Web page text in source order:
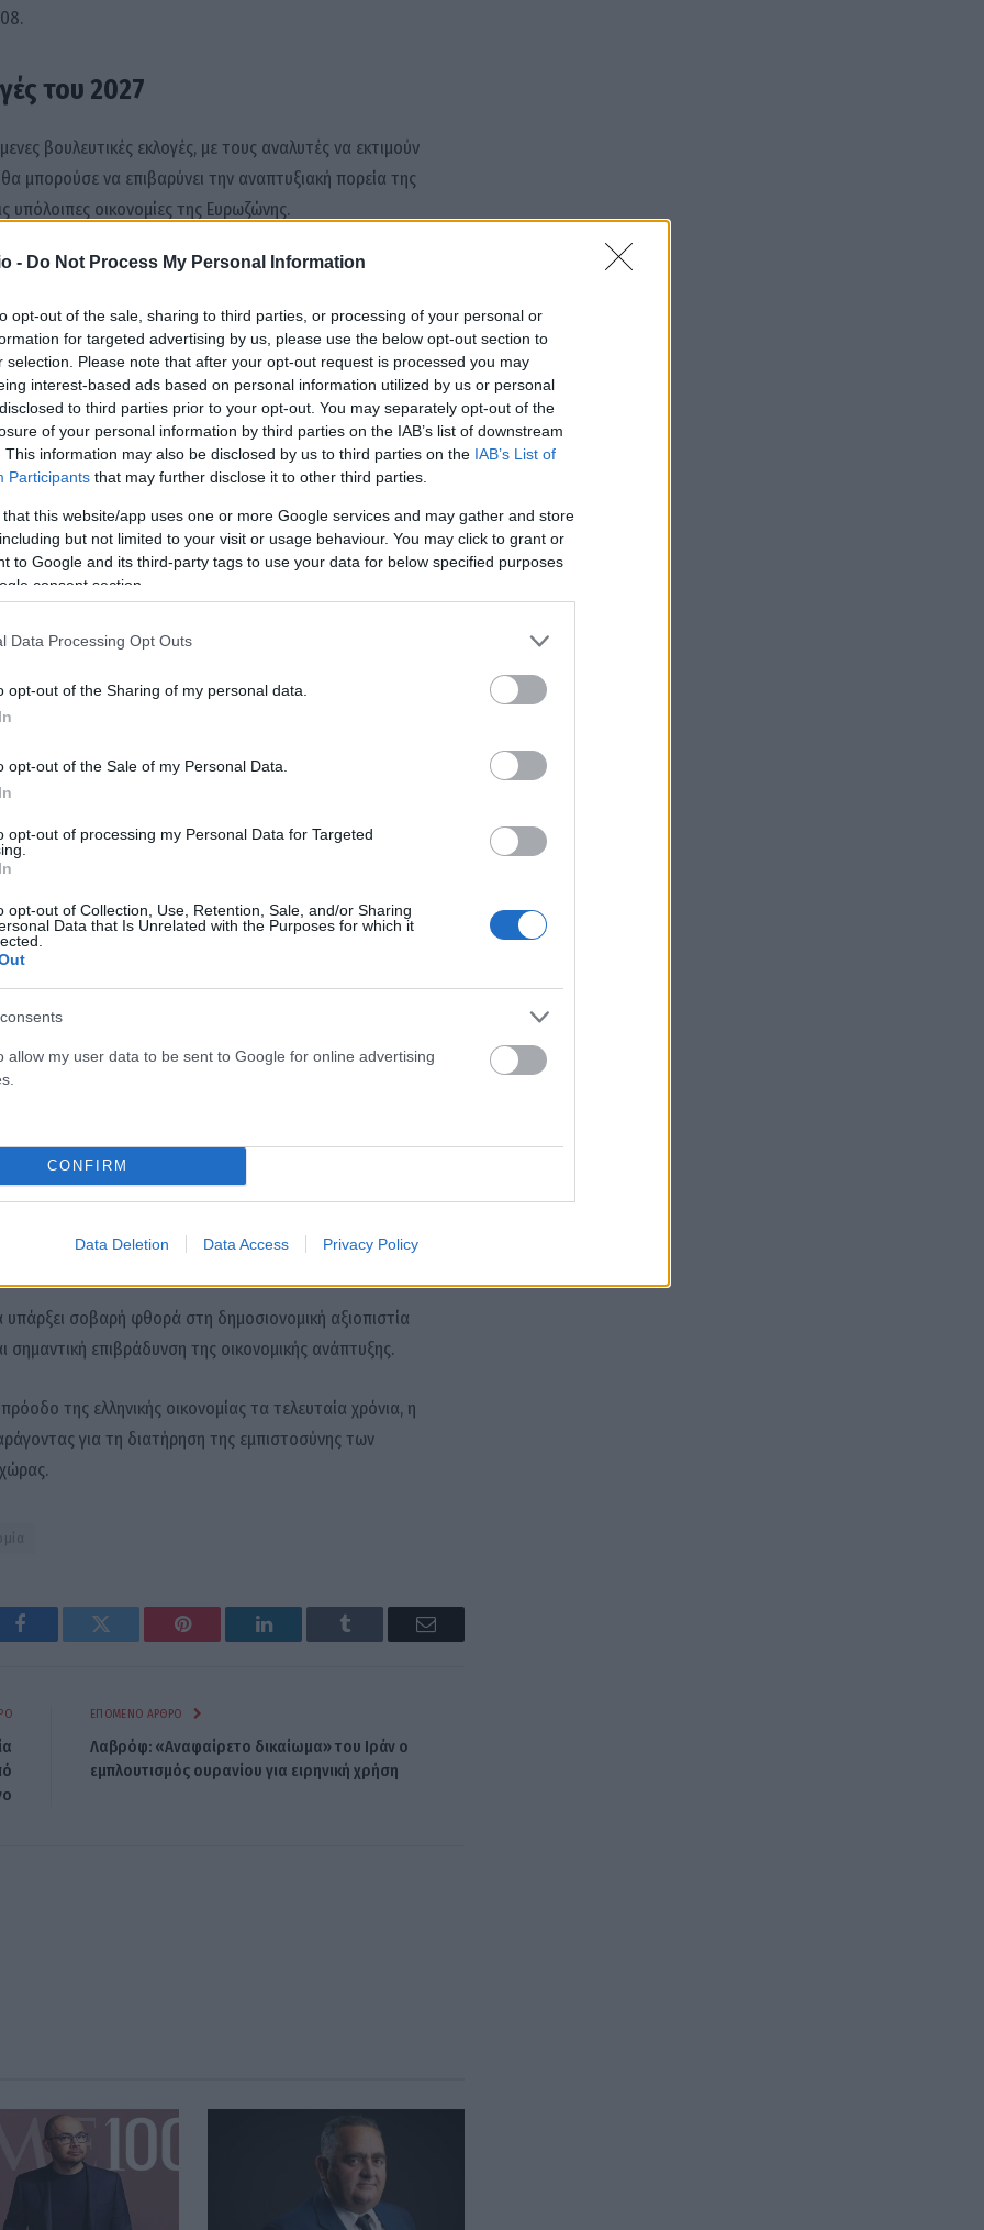
- Do Not Process My Personal Information
opt-out of the sale, sharing to third parties, or processing of your personal or
for targeted advertising by us, please use the below opt-out section to
selection. Please note that after your opt-out request is processed you may
interest-based ads based on personal information utilized by us or personal
to third parties prior to your opt-out. You may separately opt-out of the
of your personal information by third parties on the IAB’s list of downstream
This information may also be disclosed by us to third parties on the IAB’s List of
Participants that may further disclose it to other third parties.
that this website/app uses one or more Google services and may gather and store
but not limited to your visit or usage behaviour. You may click to grant or
to Google and its third-party tags to use your data for below specified purposes
consent section.
Data Processing Opt Outs
opt-out of the Sharing of my personal data.
opt-out of the Sale of my Personal Data.
opt-out of processing my Personal Data for Targeted
opt-out of Collection, Use, Retention, Sale, and/or Sharing
Data that Is Unrelated with the Purposes for which it
allow my user data to be sent to Google for online advertising
CONFIRM
Data Deletion Data Access Privacy Policy
του 2027
βουλευτικές εκλογές, με τους αναλυτές να εκτιμούν
μπορούσε να επιβαρύνει την αναπτυξιακή πορεία της
οικονομίες της Ευρωζώνης.
αρνητικά την οικονομική δραστηριότητα
πραγματοποιούνται κανονικά το δεύτερο τρίμηνο
μία ή το πολύ δύο εκλογικές αναμετρήσεις.
αγορές θα παραμείνουν ψύχραιμες, η οικονομία θα
θα περιοριστεί χωρίς σοβαρές επιπτώσεις.
αναταραχή
στις κάλπες μέσα στο 2026, με προσωρινή αύξηση
ενδέχεται να επιβραδυνθούν προσωρινά,
μετά τον σχηματισμό κυβέρνησης.
σε συνεχόμενες εκλογικές αναμετρήσεις το 2027,
για μεγάλο χρονικό διάστημα.
θα μπορούσαν να αυξηθούν σημαντικά οι πιέσεις
επηρεαστούν αρνητικά οι επενδύσεις και η
χωρίς τέλος
περίοδο πολιτικού αδιεξόδου μετά από πρόωρες
κυβέρνησης.
σοβαρή φθορά στη δημοσιονομική αξιοπιστία
σημαντική επιβράδυνση της οικονομικής ανάπτυξης.
της ελληνικής οικονομίας τα τελευταία χρόνια, η
για τη διατήρηση της εμπιστοσύνης των
Facebook Twitter Pinterest LinkedIn Tumblr Email
ΕΠΌΜΕΝΟ ΆΡΘΡΟ
Λαβρόφ: «Αναφαίρετο δικαίωμα» του Ιράν ο
εμπλουτισμός ουρανίου για ειρηνική χρήση